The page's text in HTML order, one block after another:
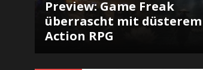
Preview: Game Freak
überrascht mit düsterem
Action RPG